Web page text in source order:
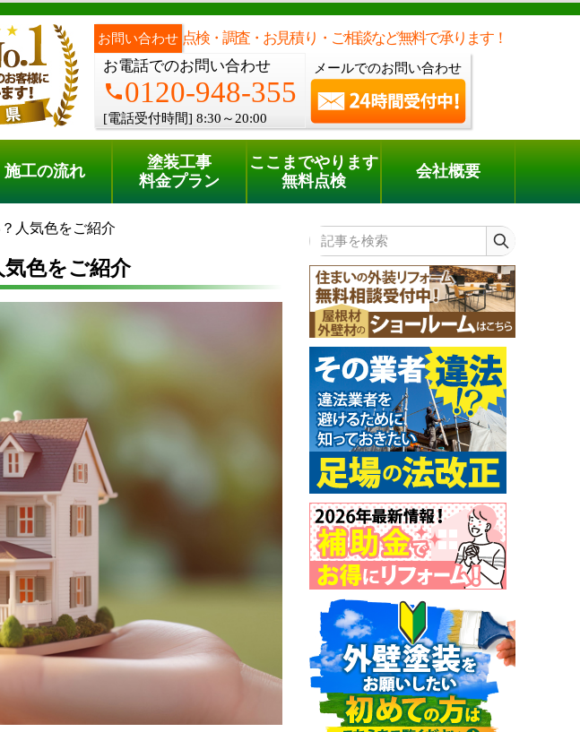
お問い合わせ 点検・調査・お見積り・ご相談など無料で承ります！
お電話でのお問い合わせ
phone0120-948-355
[電話受付時間] 8:30～20:00
メールでのお問い合わせ
無料点検
電話でのご相談 [8:30～20:00]
phone0120-948-355
施工の流れ
塗装工事
料金プラン
ここまでやります
無料点検
会社概要
人気色をご紹介
色をご紹介
記事を検索